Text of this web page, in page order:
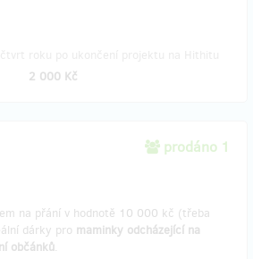
2 000 Kč
prodáno 1
na přání v hodnotě 10 000 kč (třeba
dárky pro maminky odcházející na
občánků.